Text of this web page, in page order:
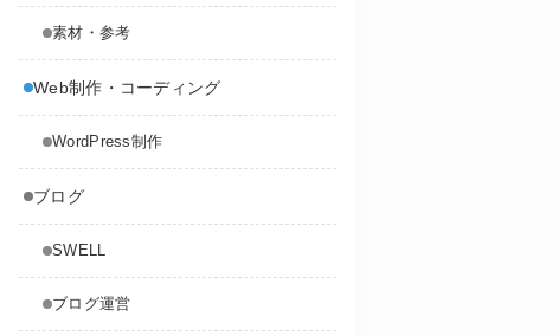
素材・参考
Web制作・コーディング
WordPress制作
ブログ
SWELL
ブログ運営